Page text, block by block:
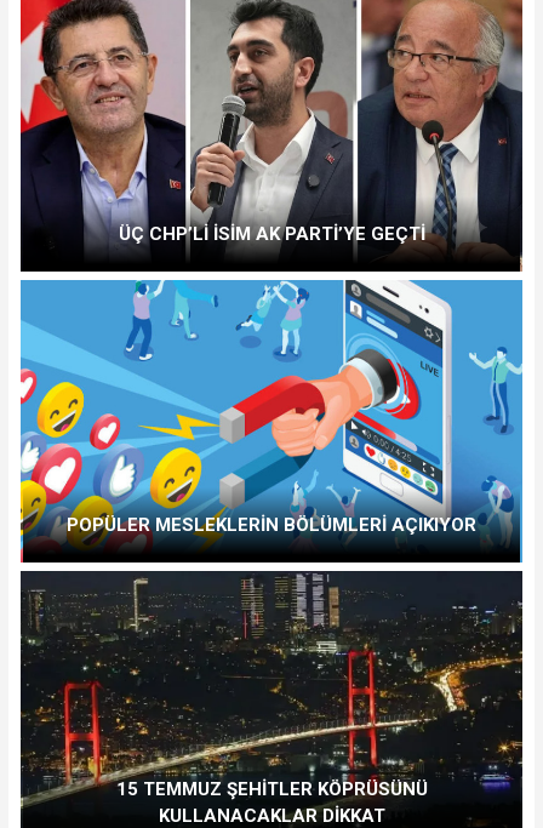
ÜÇ CHP’Lİ İSİM AK PARTİ’YE GEÇTİ
POPÜLER MESLEKLERİN BÖLÜMLERİ AÇIKIYOR
15 TEMMUZ ŞEHİTLER KÖPRÜSÜNÜ
KULLANACAKLAR DİKKAT